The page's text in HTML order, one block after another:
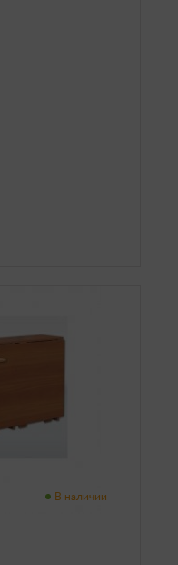
В наличии